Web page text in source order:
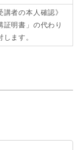
講者の本人確認》
明書」の代わり
ます。